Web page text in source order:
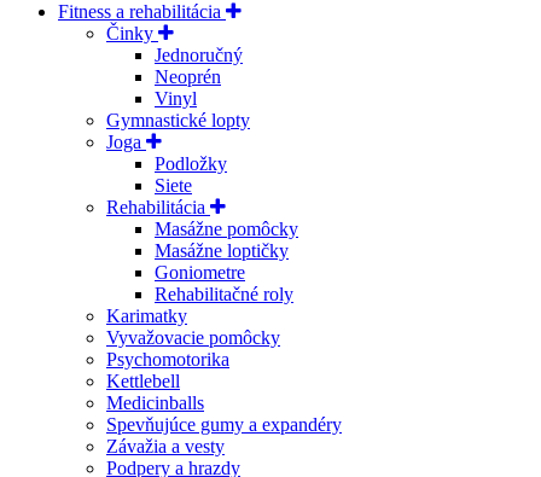
Fitness a rehabilitácia
Činky
Jednoručný
Neoprén
Vinyl
Gymnastické lopty
Joga
Podložky
Siete
Rehabilitácia
Masážne pomôcky
Masážne loptičky
Goniometre
Rehabilitačné roly
Karimatky
Vyvažovacie pomôcky
Psychomotorika
Kettlebell
Medicinballs
Spevňujúce gumy a expandéry
Závažia a vesty
Podpery a hrazdy